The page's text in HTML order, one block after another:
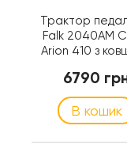
Трактор
Falk 2040AM
Arion 410 з
6790
В кошик